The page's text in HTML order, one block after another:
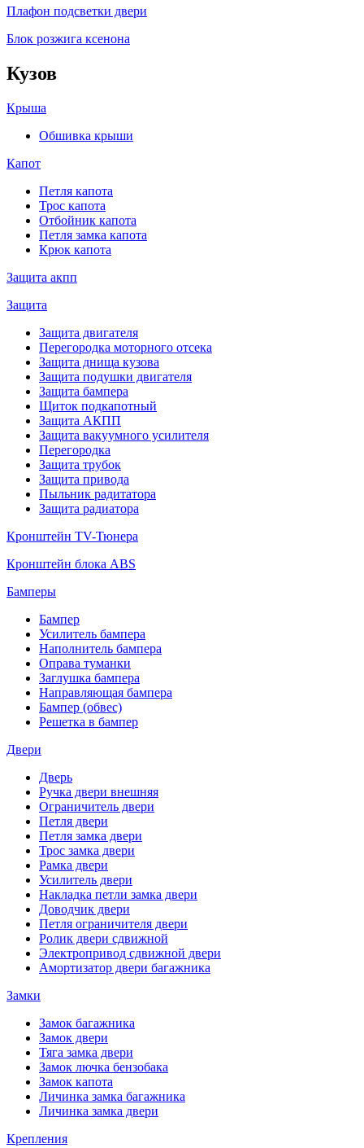
Плафон подсветки двери
Блок розжига ксенона
Кузов
Крыша
Обшивка крыши
Капот
Петля капота
Трос капота
Отбойник капота
Петля замка капота
Крюк капота
Защита акпп
Защита
Защита двигателя
Перегородка моторного отсека
Защита днища кузова
Защита подушки двигателя
Защита бампера
Щиток подкапотный
Защита АКПП
Защита вакуумного усилителя
Перегородка
Защита трубок
Защита привода
Пыльник радитатора
Защита радиатора
Кронштейн TV-Тюнера
Кронштейн блока ABS
Бамперы
Бампер
Усилитель бампера
Наполнитель бампера
Оправа туманки
Заглушка бампера
Направляющая бампера
Бампер (обвес)
Решетка в бампер
Двери
Дверь
Ручка двери внешняя
Ограничитель двери
Петля двери
Петля замка двери
Трос замка двери
Рамка двери
Усилитель двери
Накладка петли замка двери
Доводчик двери
Петля ограничителя двери
Ролик двери сдвижной
Электропривод сдвижной двери
Амортизатор двери багажника
Замки
Замок багажника
Замок двери
Тяга замка двери
Замок лючка бензобака
Замок капота
Личинка замка багажника
Личинка замка двери
Крепления